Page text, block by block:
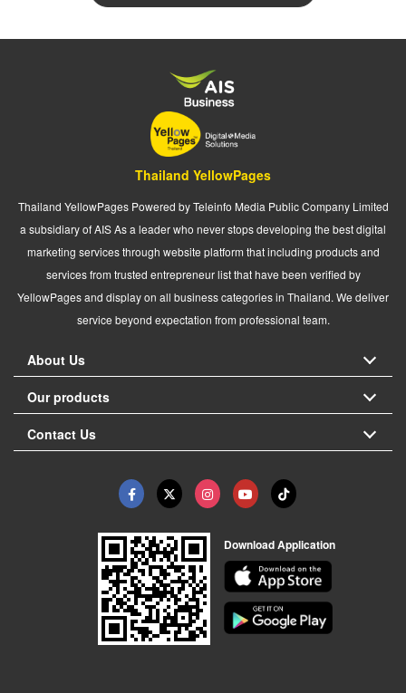
Thailand YellowPages
Thailand YellowPages Powered by Teleinfo Media Public Company Limited
a subsidiary of AIS As a leader who never stops developing the best digital
marketing services through website platform that including products and
services from trusted entrepreneur list that have been verified by
YellowPages and display on all business categories in Thailand. We deliver
service beyond expectation from professional team.
About Us
Our products
Contact Us
Download Application